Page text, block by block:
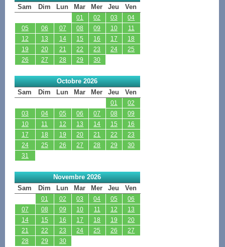
Sam
Dim Lun Mar Mer Jeu Ven
01 02 03
04
05
06 07 08 09 10
11
12
13 14 15 16 17
18
19
20 21 22 23 24
25
26
27 28 29 30
Octobre 2026
Sam
Dim Lun Mar Mer Jeu Ven
01
02
03
04 05 06 07 08
09
10
11 12 13 14 15
16
17
18 19 20 21 22
23
24
25 26 27 28 29
30
31
Novembre 2026
Sam
Dim Lun Mar Mer Jeu Ven
01 02 03 04 05
06
07
08 09 10 11 12
13
14
15 16 17 18 19
20
21
22 23 24 25 26
27
28
29 30